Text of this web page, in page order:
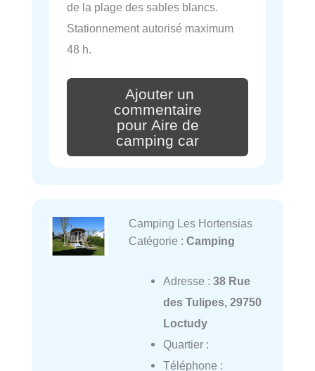
de la plage des sables blancs.
Stationnement autorisé maximum
48 h.
Ajouter un
commentaire
pour Aire de
camping car
Camping Les Hortensias
Catégorie : Camping
Adresse : 38 Rue
des Tulipes, 29750
Loctudy
Quartier :
Téléphone :